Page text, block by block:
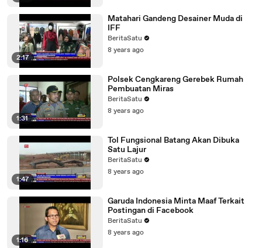
2:17
Matahari Gandeng Desainer Muda di
IFF
BeritaSatu
8 years ago
1:31
Polsek Cengkareng Gerebek Rumah
Pembuatan Miras
BeritaSatu
8 years ago
1:47
Tol Fungsional Batang Akan Dibuka
Satu Lajur
BeritaSatu
8 years ago
1:16
Garuda Indonesia Minta Maaf Terkait
Postingan di Facebook
BeritaSatu
8 years ago